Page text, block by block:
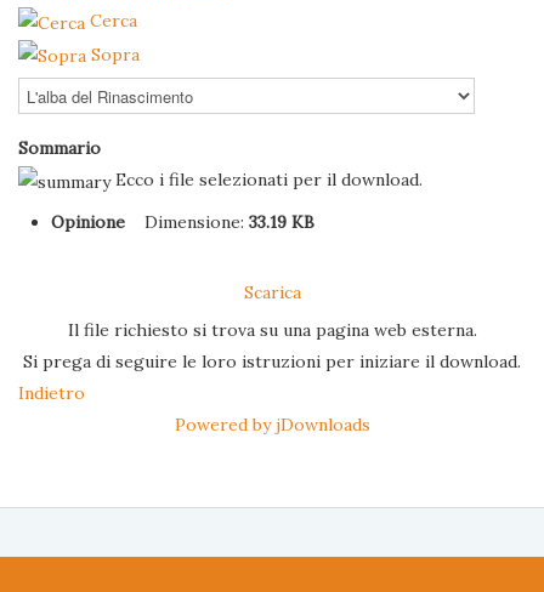
Cerca
Sopra
Sommario
Ecco i file selezionati per il download.
OpinioneDimensione:33.19 KB
Scarica
Il file richiesto si trova su una pagina web esterna.
Si prega di seguire le loro istruzioni per iniziare il download.
Indietro
Powered by jDownloads